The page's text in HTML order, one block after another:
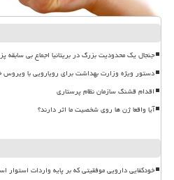
جنجال یک محدودیت بزرگ در بریتانیا اجماع بی سابقه
دستور ویژه وزارت بهداشت برای رویارویی با ویروس
اقدام قشنگ سازمان نظام پرستاری
آیا واقعا ژن ها روی شخصیت ما اثر دارند؟
خودکفایی دارویی موفقیتی که بر پایه واردات استوار